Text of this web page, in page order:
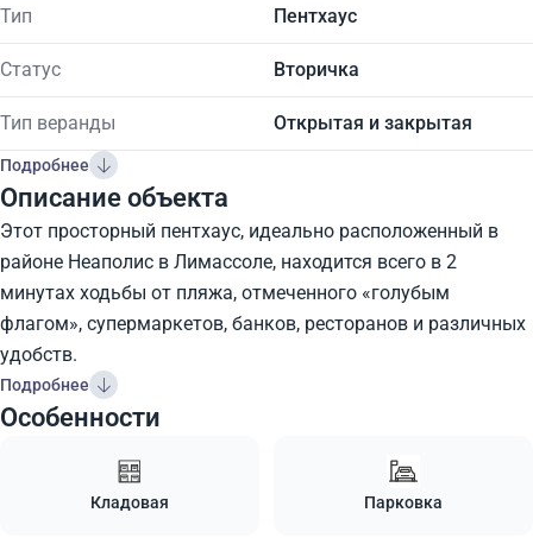
Тип Пентхаус
Статус Вторичка
Тип веранды Открытая и закрытая
Подробнее
Описание объекта
Этот просторный пентхаус, идеально расположенный в
районе Неаполис в Лимассоле, находится всего в 2
минутах ходьбы от пляжа, отмеченного «голубым
флагом», супермаркетов, банков, ресторанов и различных
удобств.
Подробнее
Особенности
Кладовая Парковка